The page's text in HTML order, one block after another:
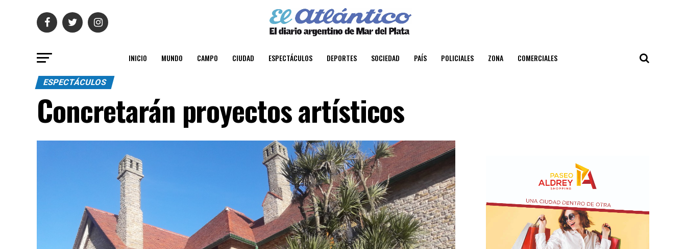
INICIO MUNDO CAMPO CIUDAD ESPECTÁCULOS DEPORTES SOCIEDAD PAÍS POLICIALES ZONA COMERCIALES
ESPECTÁCULOS
Concretarán proyectos artísticos